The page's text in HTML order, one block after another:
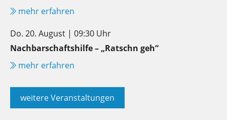
mehr erfahren
Do. 20. August | 09:30 Uhr
Nachbarschaftshilfe – „Ratschn geh“
mehr erfahren
weitere Veranstaltungen